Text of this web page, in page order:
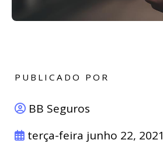
PUBLICADO POR
BB Seguros
terça-feira junho 22, 2021